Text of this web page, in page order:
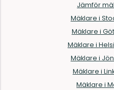
Jämför
Mäklare i
Mäklare i
Mäklare i
Mäklare i
Mäklare i
Mäklare i